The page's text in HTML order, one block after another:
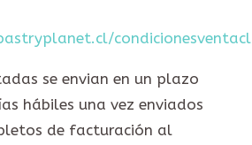
se envian en un plazo
hábiles una vez enviados
de facturación al